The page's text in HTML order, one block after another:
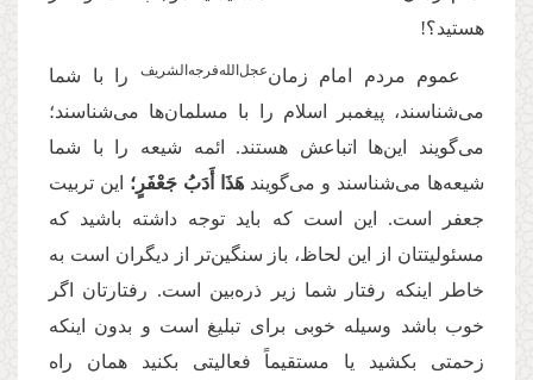
هستید؟!
عموم مردم امام زمان‌عجل‌‌الله‌‌فرجه‌‌الشریف
را با شما
می‌شناسند، پیغمبر اسلام را با مسلمان‌ها می‌شناسند؛
می‌گویند این‌ها اتباعش هستند. ائمه‌ شیعه را با شما
شیعه‌ها می‌شناسند و می‌گویند هَذَا أَدَبُ جَعْفَرٍ؛ این تربیت
جعفر است. این است که باید توجه داشته باشید که
مسئولیتتان از این لحاظ، باز سنگین‌تر از دیگران است به
خاطر اینکه رفتار شما زیر ذره‌بین است. رفتارتان اگر
خوب باشد وسیله‌ خوبی برای تبلیغ است و بدون اینکه
زحمتی بکشید یا مستقیماً فعالیتی بکنید همان راه